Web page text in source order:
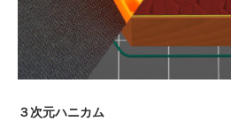
３次元ハニカム